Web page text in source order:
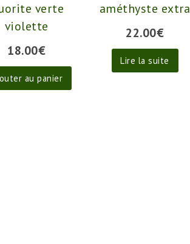
verte
violette
18.00€
au panier
améthyste extra
22.00€
Lire la suite